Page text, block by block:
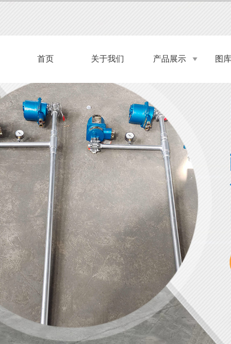
首页 关于我们 产品展示 图